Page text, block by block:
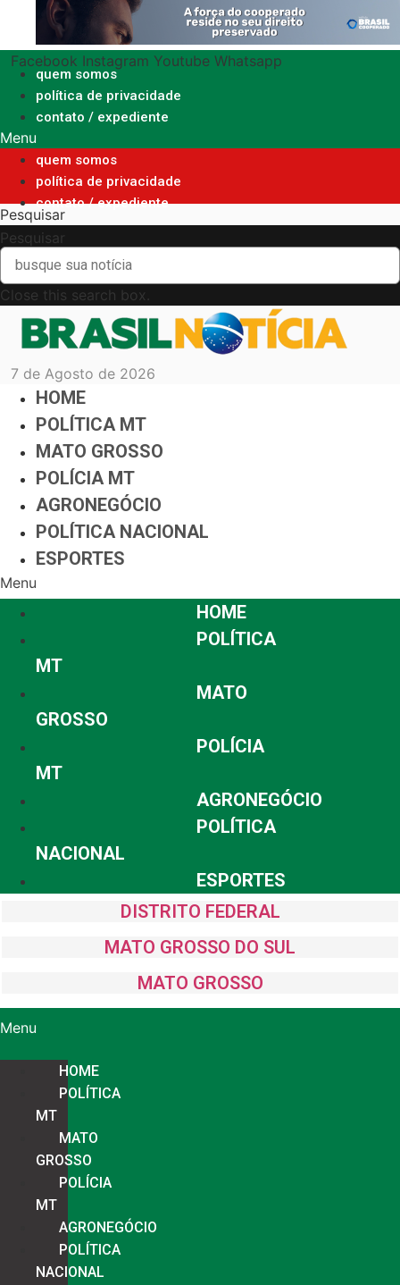
o
conteúdo
Facebook Instagram Youtube Whatsapp
quem somos
política de privacidade
contato / expediente
Menu
quem somos
política de privacidade
contato / expediente
Pesquisar
Pesquisar
Close this search box.
7 de Agosto de 2026
HOME
POLÍTICA MT
MATO GROSSO
POLÍCIA MT
AGRONEGÓCIO
POLÍTICA NACIONAL
ESPORTES
Menu
HOME
POLÍTICA
MT
MATO
GROSSO
POLÍCIA
MT
AGRONEGÓCIO
POLÍTICA
NACIONAL
ESPORTES
DISTRITO FEDERAL
MATO GROSSO DO SUL
MATO GROSSO
Menu
HOME
POLÍTICA
MT
MATO
GROSSO
POLÍCIA
MT
AGRONEGÓCIO
POLÍTICA
NACIONAL